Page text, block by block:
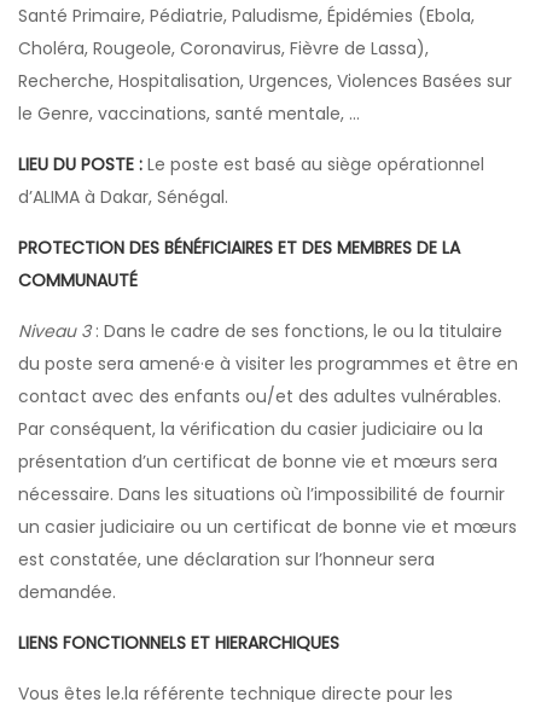
Santé Primaire, Pédiatrie, Paludisme, Épidémies (Ebola,
Choléra, Rougeole, Coronavirus, Fièvre de Lassa),
Recherche, Hospitalisation, Urgences, Violences Basées sur
le Genre, vaccinations, santé mentale, …
LIEU DU POSTE : Le poste est basé au siège opérationnel
d’ALIMA à Dakar, Sénégal.
PROTECTION DES BÉNÉFICIAIRES ET DES MEMBRES DE LA
COMMUNAUTÉ
Niveau 3: Dans le cadre de ses fonctions, le ou la titulaire
du poste sera amené·e à visiter les programmes et être en
contact avec des enfants ou/et des adultes vulnérables.
Par conséquent, la vérification du casier judiciaire ou la
présentation d’un certificat de bonne vie et mœurs sera
nécessaire. Dans les situations où l’impossibilité de fournir
un casier judiciaire ou un certificat de bonne vie et mœurs
est constatée, une déclaration sur l’honneur sera
demandée.
LIENS FONCTIONNELS ET HIERARCHIQUES
Vous êtes le.la référente technique directe pour les